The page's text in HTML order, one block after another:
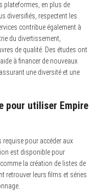
plateformes, en plus de
diversifiés, respectent les
contribue également à
du divertissement,
de qualité. Des études ont
à financer de nouveaux
une diversité et une
pour utiliser Empire
requise pour accéder aux
est disponible pour
la création de listes de
retrouver leurs films et séries